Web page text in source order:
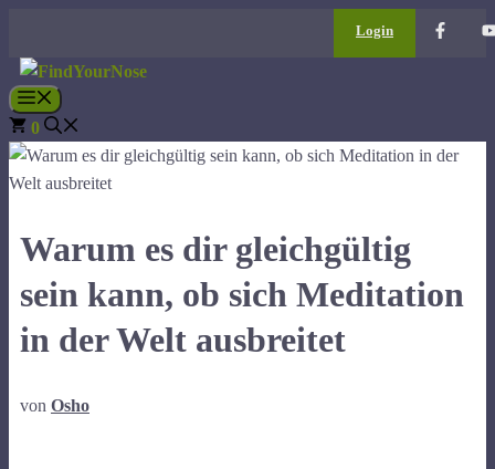
springen
Login
Menü
0
Warum es dir gleichgültig
sein kann, ob sich Meditation
in der Welt ausbreitet
von Osho